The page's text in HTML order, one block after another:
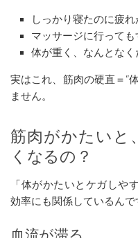
しっかり寝たのに疲
マッサージに行っても
体が重く、なんとなく
実はこれ、筋肉の硬直＝”
ません。
筋肉がかたいと
くなるの？
「体がかたいとケガしや
効率にも関係しているんで